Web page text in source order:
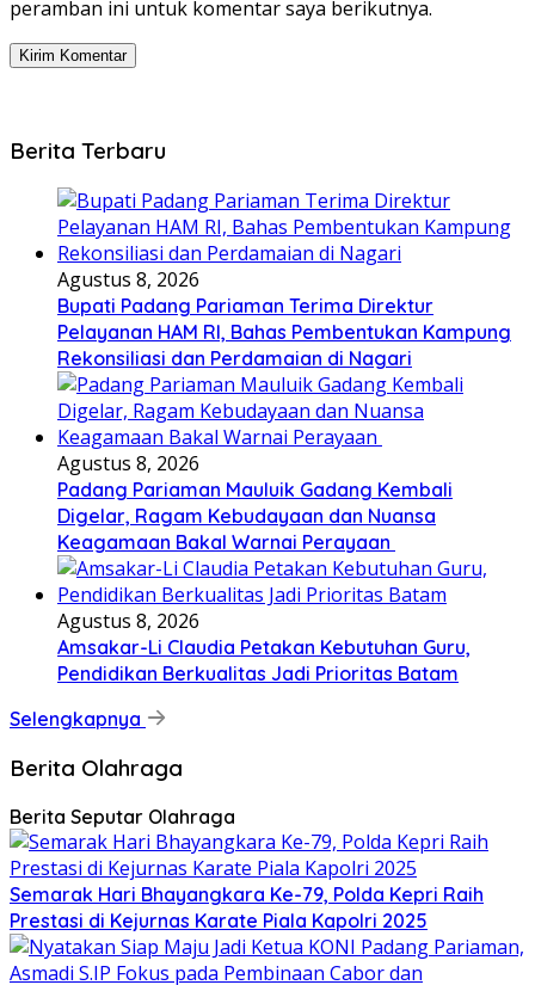
peramban ini untuk komentar saya berikutnya.
Berita Terbaru
Agustus 8, 2026
Bupati Padang Pariaman Terima Direktur
Pelayanan HAM RI, Bahas Pembentukan Kampung
Rekonsiliasi dan Perdamaian di Nagari
Agustus 8, 2026
Padang Pariaman Mauluik Gadang Kembali
Digelar, Ragam Kebudayaan dan Nuansa
Keagamaan Bakal Warnai Perayaan ‎
Agustus 8, 2026
Amsakar-Li Claudia Petakan Kebutuhan Guru,
Pendidikan Berkualitas Jadi Prioritas Batam
Selengkapnya
Berita Olahraga
Berita Seputar Olahraga
Semarak Hari Bhayangkara Ke-79, Polda Kepri Raih
Prestasi di Kejurnas Karate Piala Kapolri 2025